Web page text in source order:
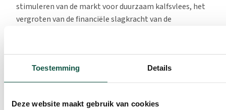
Toestemming Details
Deze website maakt gebruik van cookies
stimuleren van de markt voor duurzaam kalfsvlees, het
vergroten van de financiële slagkracht van de
kennis over verduurzaming.
De kalver- en melkveehouderijketens, met